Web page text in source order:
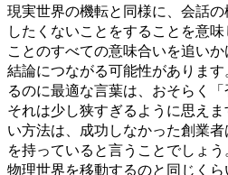
現実世界の機転と同様に、会話
したくないことをすることを意
ことのすべての意味合いを追い
結論につながる可能性がありま
るのに最適な言葉は、おそらく「
それは少し狭すぎるように思え
い方法は、成功しなかった創業
を持っていると言うことでしょ
物理世界を移動するのと同じく